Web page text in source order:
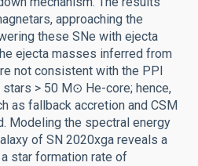
approaching the
these SNe with ejecta
ejecta masses inferred from
not consistent with the PPI
> 50 M⊙ He-core; hence,
as fallback accretion and CSM
Modeling the spectral energy
of SN 2020xga reveals a
star formation rate of